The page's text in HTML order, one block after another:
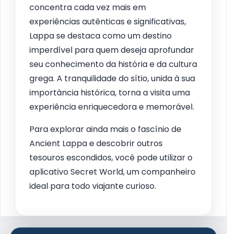
concentra cada vez mais em
experiências autênticas e significativas,
Lappa se destaca como um destino
imperdível para quem deseja aprofundar
seu conhecimento da história e da cultura
grega. A tranquilidade do sítio, unida à sua
importância histórica, torna a visita uma
experiência enriquecedora e memorável.
Para explorar ainda mais o fascínio de
Ancient Lappa e descobrir outros
tesouros escondidos, você pode utilizar o
aplicativo Secret World, um companheiro
ideal para todo viajante curioso.